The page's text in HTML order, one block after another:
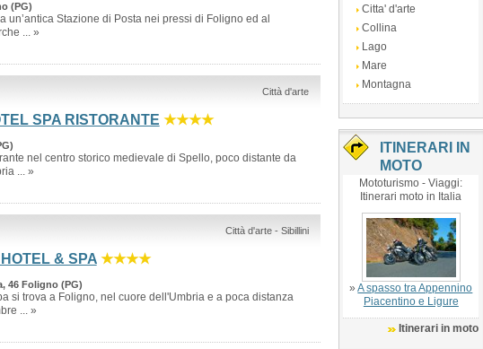
(PG)
un’antica Stazione di Posta nei pressi di Foligno ed al
... »
Città d'arte
SPA RISTORANTE ★★★★
nel centro storico medievale di Spello, poco distante da
... »
Città d'arte - Sibillini
& SPA ★★★★
46 Foligno (PG)
si trova a Foligno, nel cuore dell'Umbria e a poca distanza
... »
Citta' d'arte
Collina
Lago
Mare
Montagna
ITINERARI IN
MOTO
Mototurismo - Viaggi:
Itinerari moto in Italia
»A spasso tra Appennino
Piacentino e Ligure
Itinerari in moto